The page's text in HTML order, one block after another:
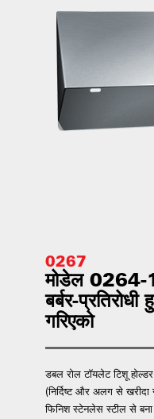
0267
मोडेल 0264-1
बर्बर-
गरिएको
डबल रोल टॉयलेट टिशू
(निर्दिष्ट और अलग से
फिनिश स्टेनलेस स्टील से